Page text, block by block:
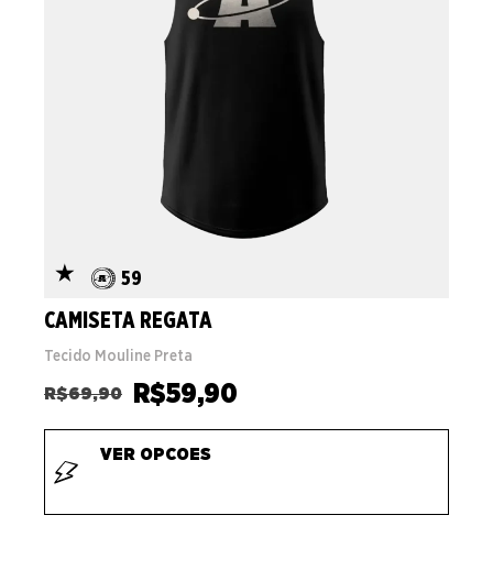
59
CAMISETA REGATA
Tecido Mouline Preta
R$69,90 R$59,90
VER OPCOES